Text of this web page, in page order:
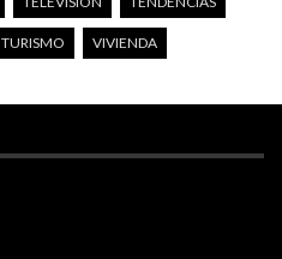
TURISMO VIVIENDA